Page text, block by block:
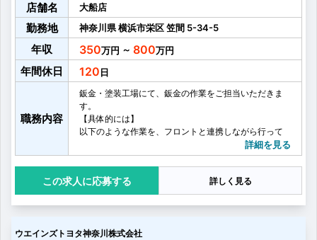
う検定制度がございます。...
店舗名 大船店
勤務地 神奈川県横浜市栄区笠間 5-34-5
年収 350 ～ 800
年間休日 120
職務内容
鈑金・塗装工場にて、鈑金の作業をご担当いただきま
す。
【具体的には】
以下のような作業を、フロントと連携しながら行って
・作業内容と工程の確認
・外板業務
・取替作業（パネル交換）
・修正機を使ったフレーム修正（内板骨格修正・ボデ
ィ修正）
作業は基本的に1人で行いますが、慣れるまでは先輩社
詳細を見る
応募する 詳しく見る
ウエインズトヨタ神奈川株式会社